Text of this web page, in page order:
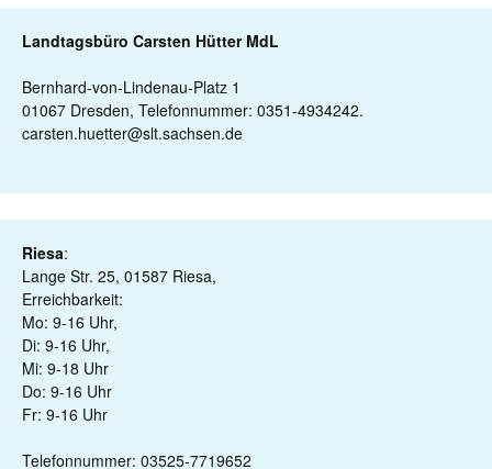
Landtagsbüro Carsten Hütter MdL
Bernhard-von-Lindenau-Platz 1
01067 Dresden, Telefonnummer: 0351-4934242.
carsten.huetter@slt.sachsen.de
Riesa:
Lange Str. 25, 01587 Riesa,
Erreichbarkeit:
Mo: 9-16 Uhr,
Di: 9-16 Uhr,
Mi: 9-18 Uhr
Do: 9-16 Uhr
Fr: 9-16 Uhr
Telefonnummer: 03525-7719652